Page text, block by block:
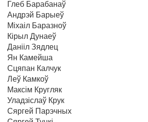
Глеб Барабанаў
Андрэй Барыеў
Міхаіл Баразноў
Кірыл Дунаеў
Данііл Зядлец
Ян Камейша
Сцяпан Калчук
Леў Камкоў
Максім Кругляк
Уладзіслаў Крук
Сяргей Парэчных